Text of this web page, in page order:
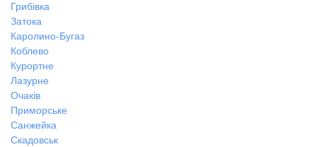
Грибівка
Затока
Каролино-Бугаз
Коблево
Курортне
Лазурне
Очаків
Приморське
Санжейка
Скадовськ